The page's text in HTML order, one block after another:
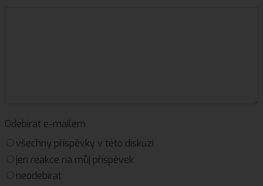
Odebírat e-mailem
všechny příspěvky v této diskuzi
jen reakce na můj příspěvek
neodebírat